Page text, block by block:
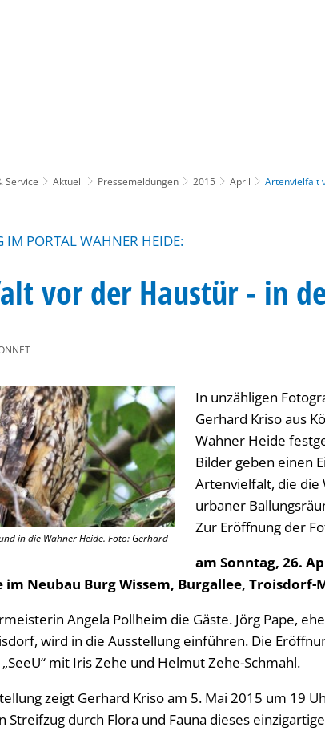
Service Aktuell Pressemeldungen 2015 April Artenvielfalt
IM PORTAL WAHNER HEIDE:
vor der Haustür - in
in die Wahner Heide. Foto: Gerhard
In unzähligen
Gerhard Kriso aus
Wahner Heide
Bilder geben einen
Artenvielfalt, die
urbaner
Zur Eröffnung der
am Sonntag, 26.
im Neubau Burg Wissem, Burgallee, Troisdorf-
Angela Pollheim die Gäste. Jörg Pape,
wird in die Ausstellung einführen. Die
mit Iris Zehe und Helmut Zehe-Schmahl.
zeigt Gerhard Kriso am 5. Mai 2015 um 19
Streifzug durch Flora und Fauna dieses